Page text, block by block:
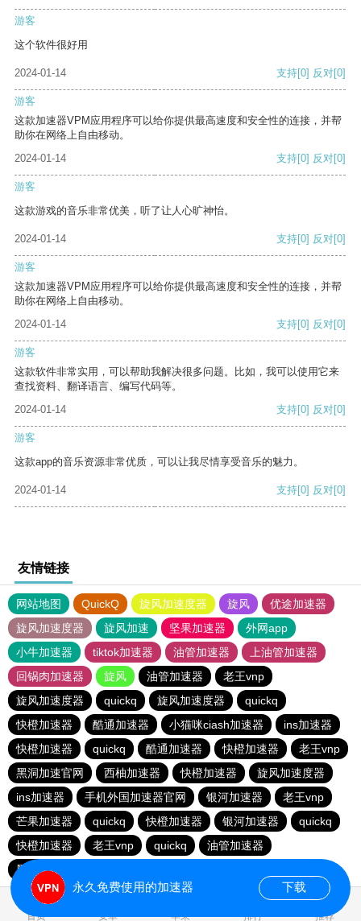
游客
这个软件很好用
2024-01-14 支持[0] 反对[0]
游客
这款加速器VPM应用程序可以给你提供最高速度和安全性的连接，并帮
助你在网络上自由移动。
2024-01-14
支持[0] 反对[0]
游客
这款游戏的音乐非常优美，听了让人心旷神怡。
2024-01-14 支持[0] 反对[0]
游客
这款加速器VPM应用程序可以给你提供最高速度和安全性的连接，并帮
助你在网络上自由移动。
2024-01-14
支持[0] 反对[0]
游客
这款软件非常实用，可以帮助我解决很多问题。比如，我可以使用它来
查找资料、翻译语言、编写代码等。
2024-01-14
支持[0] 反对[0]
游客
这款app的音乐资源非常优质，可以让我尽情享受音乐的魅力。
2024-01-14 支持[0] 反对[0]
友情链接
网站地图 QuickQ 旋风加速度器 旋风
优途加速器
旋风加速度器
旋风加速 坚果加速器
外网app
小牛加速器
tiktok加速器 油管加速器
上油管加速器
回锅肉加速器
旋风 油管加速器
老王vnp
旋风加速度器
quickq 旋风加速度器
quickq
快橙加速器
酷通加速器 小猫咪ciash加速器
ins加速器
快橙加速器
quickq 酷通加速器 快橙加速器
老王vnp
黑洞加速官网
西柚加速器 快橙加速器
旋风加速度器
ins加速器
手机外国加速器官网 银河加速器
老王vnp
芒果加速器
quickq 快橙加速器 银河加速器
quickq
快橙加速器
老王vnp quickq
油管加速器
黑洞加速官网
首页 安卓 苹果 排行 推荐
永久免费使用的加速器 下载
0.965197s